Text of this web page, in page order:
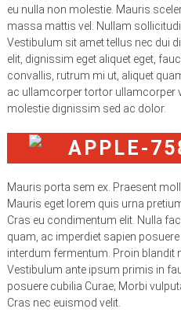
eu nulla non molestie. Mauris
massa mattis vel. Nullam
Vestibulum sit amet tellus nec dui
elit, dignissim eget aliquet eget,
convallis, rutrum mi ut, aliquet
ac ullamcorper tortor ullamcorper
molestie dignissim sed ac dolor.
Mauris porta sem ex. Praesent
Mauris eget lorem quis urna
Cras eu condimentum elit. Nulla
quam, ac imperdiet sapien
interdum fermentum. Proin blandit
Vestibulum ante ipsum primis in
posuere cubilia Curae; Morbi
Cras nec euismod velit.